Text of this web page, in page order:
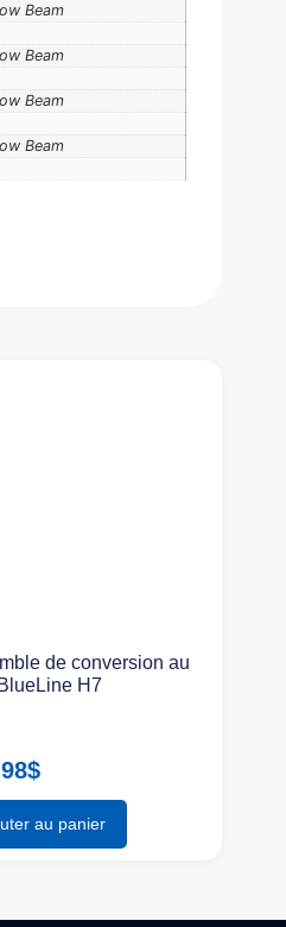
Beam
Beam
Beam
Beam
de conversion au
H7
$
au panier